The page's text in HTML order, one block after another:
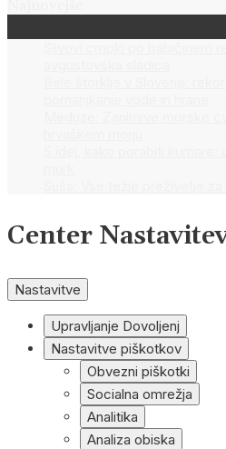
Center
Nastavitve
Upravljanje Dovoljenj
Nastavitve piškotkov
Obvezni piškotki
Socialna omrežja
Analitika
Analiza obiska